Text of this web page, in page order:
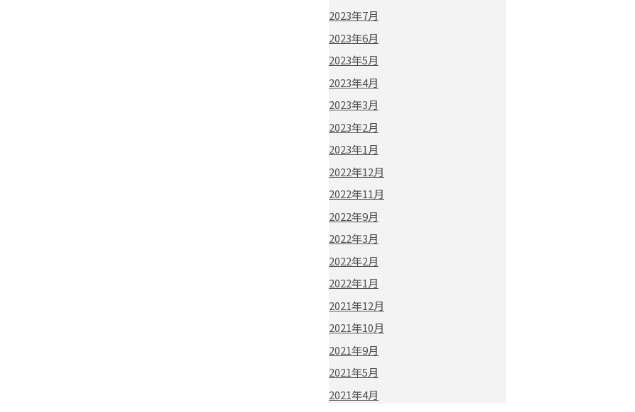
2023年7月
2023年6月
2023年5月
2023年4月
2023年3月
2023年2月
2023年1月
2022年12月
2022年11月
2022年9月
2022年3月
2022年2月
2022年1月
2021年12月
2021年10月
2021年9月
2021年5月
2021年4月